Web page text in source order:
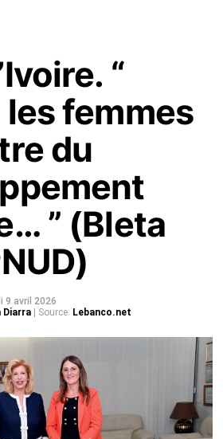
“
femmes
du
” (Bleta
9 avril 2026
Diarra | Source: Lebanco.net